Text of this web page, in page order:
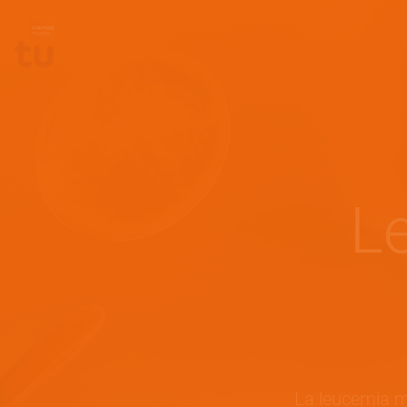
La leucemia